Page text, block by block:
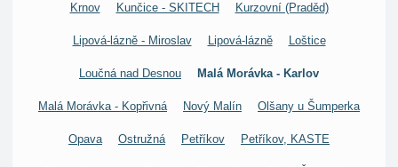
Krnov Kunčice - SKITECH Kurzovní (Praděd)
Lipová-lázně - Miroslav Lipová-lázně Loštice
Loučná nad Desnou Malá Morávka - Karlov
Malá Morávka - Kopřivná Nový Malín Olšany u Šumperka
Opava Ostružná Petříkov Petříkov, KASTE